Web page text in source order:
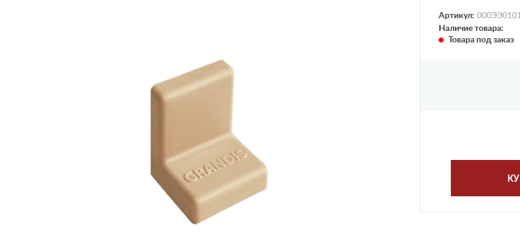
Артикул:
Наличие товара:
Товара под заказ